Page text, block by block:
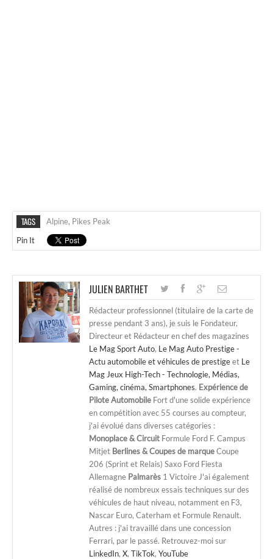
TAGS Alpine, Pikes Peak
Pin It
JULIEN BARTHET
Rédacteur professionnel (titulaire de la carte de
presse pendant 3 ans), je suis le Fondateur,
Directeur et Rédacteur en chef des magazines
Le Mag Sport Auto, Le Mag Auto Prestige -
Actu automobile et véhicules de prestigeet Le
Mag Jeux High-Tech - Technologie, Médias,
Gaming, cinéma, Smartphones. Expérience de
Pilote Automobile Fort d'une solide expérience
en compétition avec 55 courses au compteur,
j'ai évolué dans diverses catégories :
Monoplace & Circuit Formule Ford F. Campus
Mitjet Berlines & Coupes de marqueCoupe
206 (Sprint et Relais) Saxo Ford Fiesta
Allemagne Palmarès 1 Victoire J'ai également
réalisé de nombreux essais techniques sur des
véhicules de haut niveau, notamment en F3,
Nascar Euro, Caterham et Formule Renault.
Autres : j'ai travaillé dans une concession
Ferrari, par le passé. Retrouvez-moi sur
LinkedIn, X, TikTok, YouTube